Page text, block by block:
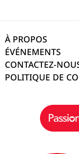
À PROPOS
ÉVÉNEMENTS
CONTACTEZ-
POLITIQUE DE